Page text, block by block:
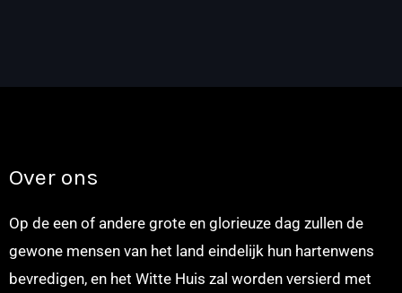
Over ons
Op de een of andere grote en glorieuze dag zullen de
gewone mensen van het land eindelijk hun hartenwens
bevredigen, en het Witte Huis zal worden versierd met